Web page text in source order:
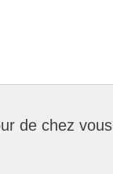
de chez